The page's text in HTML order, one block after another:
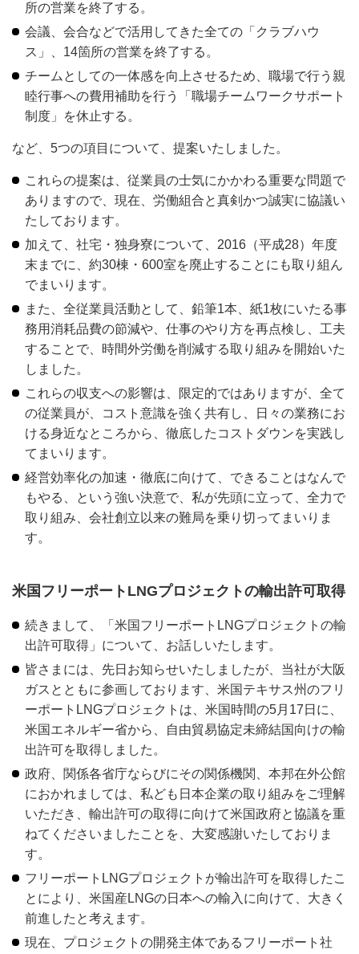
所の営業を終了する。
会議、会合などで活用してきた全ての「クラブハウ
ス」、14箇所の営業を終了する。
チームとしての一体感を向上させるため、職場で行う親
睦行事への費用補助を行う「職場チームワークサポート
制度」を休止する。
など、5つの項目について、提案いたしました。
これらの提案は、従業員の士気にかかわる重要な問題で
ありますので、現在、労働組合と真剣かつ誠実に協議い
たしております。
加えて、社宅・独身寮について、2016（平成28）年度
末までに、約30棟・600室を廃止することにも取り組ん
でまいります。
また、全従業員活動として、鉛筆1本、紙1枚にいたる事
務用消耗品費の節減や、仕事のやり方を再点検し、工夫
することで、時間外労働を削減する取り組みを開始いた
しました。
これらの収支への影響は、限定的ではありますが、全て
の従業員が、コスト意識を強く共有し、日々の業務にお
ける身近なところから、徹底したコストダウンを実践し
てまいります。
経営効率化の加速・徹底に向けて、できることはなんで
もやる、という強い決意で、私が先頭に立って、全力で
取り組み、会社創立以来の難局を乗り切ってまいりま
す。
米国フリーポートLNGプロジェクトの輸出許可取得
続きまして、「米国フリーポートLNGプロジェクトの輸
出許可取得」について、お話しいたします。
皆さまには、先日お知らせいたしましたが、当社が大阪
ガスとともに参画しております、米国テキサス州のフリ
ーポートLNGプロジェクトは、米国時間の5月17日に、
米国エネルギー省から、自由貿易協定未締結国向けの輸
出許可を取得しました。
政府、関係各省庁ならびにその関係機関、本邦在外公館
におかれましては、私ども日本企業の取り組みをご理解
いただき、輸出許可の取得に向けて米国政府と協議を重
ねてくださいましたことを、大変感謝いたしておりま
す。
フリーポートLNGプロジェクトが輸出許可を取得したこ
とにより、米国産LNGの日本への輸入に向けて、大きく
前進したと考えます。
現在、プロジェクトの開発主体であるフリーポート社